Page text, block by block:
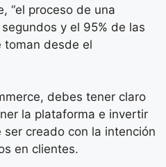
“el proceso de una
y el 95% de las
toman desde el
debes tener claro
la plataforma e invertir
creado con la intención
en clientes.